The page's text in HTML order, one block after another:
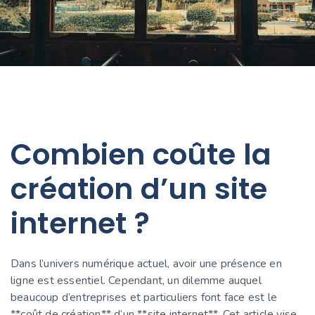
Combien coûte la
création d’un site
internet ?
Dans l’univers numérique actuel, avoir une présence en
ligne est essentiel. Cependant, un dilemme auquel
beaucoup d’entreprises et particuliers font face est le